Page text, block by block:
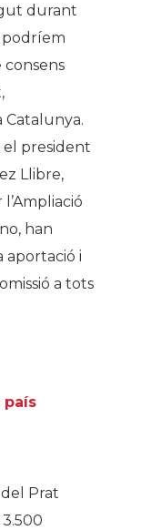
durant
podríem
consens
el president
Llibre,
han
aportació i
a tots
país
del Prat